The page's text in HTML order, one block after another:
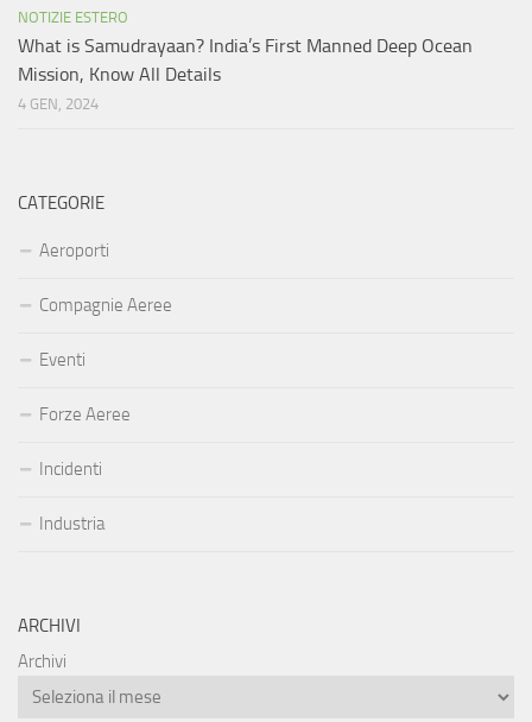
NOTIZIE ESTERO
What is Samudrayaan? India’s First Manned Deep Ocean
Mission, Know All Details
4 GEN, 2024
CATEGORIE
Aeroporti
Compagnie Aeree
Eventi
Forze Aeree
Incidenti
Industria
ARCHIVI
Archivi